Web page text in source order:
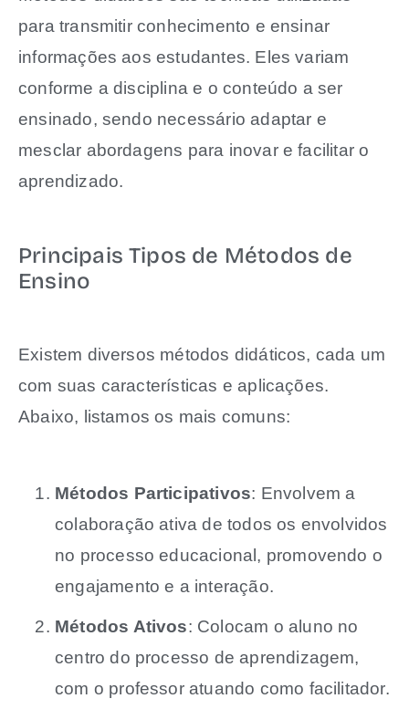
para transmitir conhecimento e ensinar
informações aos estudantes. Eles variam
conforme a disciplina e o conteúdo a ser
ensinado, sendo necessário adaptar e
mesclar abordagens para inovar e facilitar o
aprendizado.
Principais Tipos de Métodos de
Ensino
Existem diversos métodos didáticos, cada um
com suas características e aplicações.
Abaixo, listamos os mais comuns:
Métodos Participativos: Envolvem a
colaboração ativa de todos os envolvidos
no processo educacional, promovendo o
engajamento e a interação.
Métodos Ativos: Colocam o aluno no
centro do processo de aprendizagem,
com o professor atuando como facilitador.